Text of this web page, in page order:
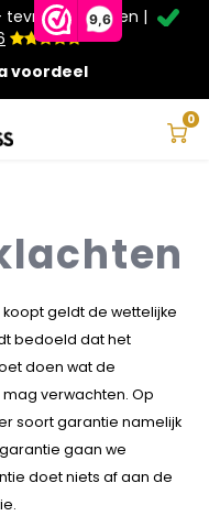
9,6
klanten |
voordeel
0
op schuifwanden en
korting*
geldt de wettelijke
bedoeld dat het
doen wat de
verwachten. Op
soort garantie namelijk
gaan we
doet niets af aan de